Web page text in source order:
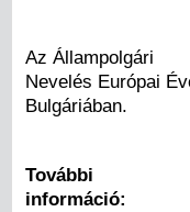
Az Állampolgári
Nevelés Európai
Bulgáriában.
További
információ: